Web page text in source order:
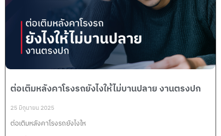
ต่อเติมหลังคาโรงรถยังไงให้ไม่บานปลาย งานตรงปก
25 มิถุนายน 2025
ต่อเติมหลังคาโรงรถยังไงให